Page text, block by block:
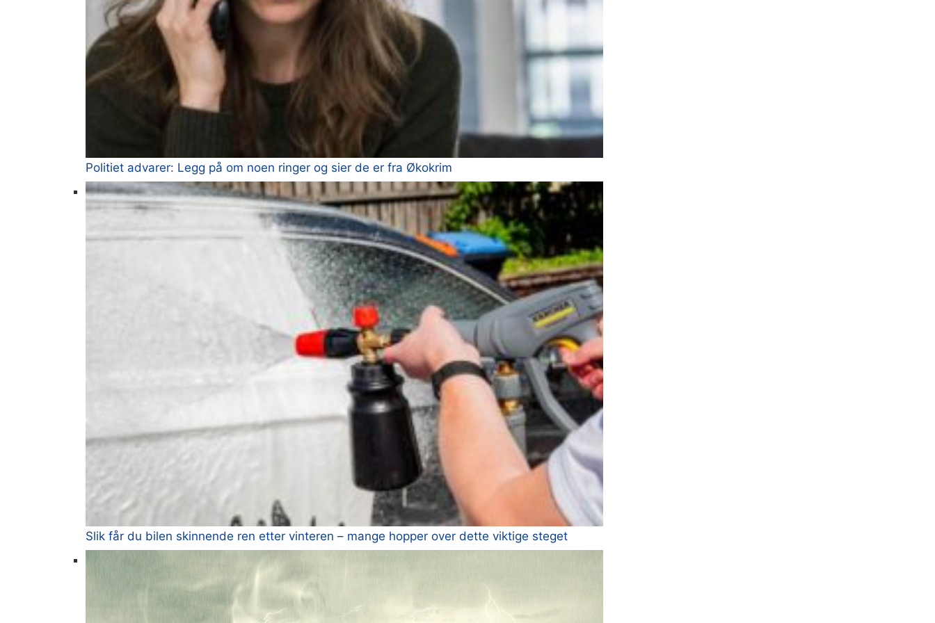
Politiet advarer: Legg på om noen ringer og sier de er fra Økokrim
Slik får du bilen skinnende ren etter vinteren – mange hopper over dette viktige steget